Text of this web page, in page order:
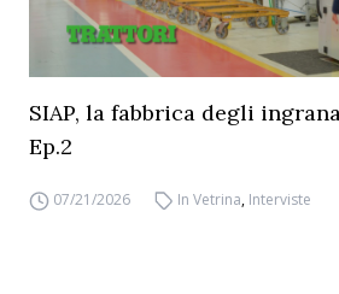
SIAP, la fabbrica degli
Ep.2
07/21/2026 In Vetrina, Interviste